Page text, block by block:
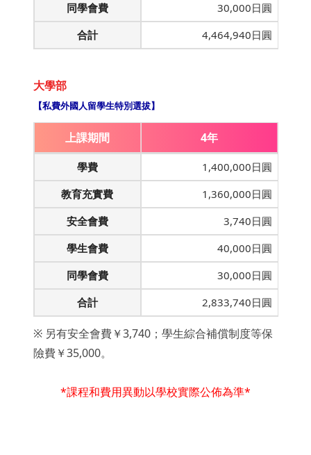
同學會費
30,000日圓
合計
4,464,940日圓
大學部
【私費外國人留學生特別選拔】
上課期間 4年
學費
1,400,000日圓
教育充實費
1,360,000日圓
安全會費
3,740日圓
學生會費
40,000日圓
同學會費
30,000日圓
合計
2,833,740日圓
※ 另有安全會費￥3,740；學生綜合補償制度等保
險費￥35,000。
*課程和費用異動以學校實際公佈為準*